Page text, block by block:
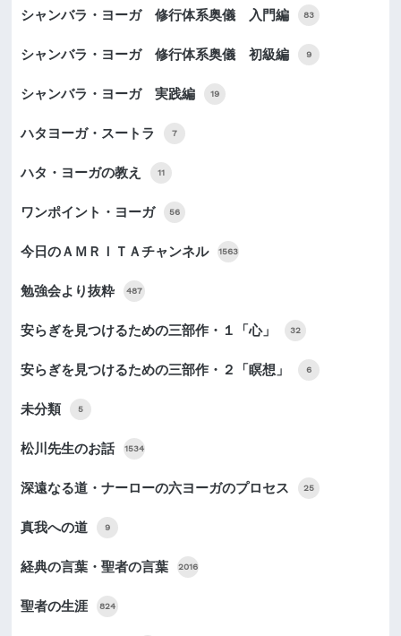
シャンバラ・ヨーガ 修行体系奥儀 入門編 83
シャンバラ・ヨーガ 修行体系奥儀 初級編 9
シャンバラ・ヨーガ 実践編 19
ハタヨーガ・スートラ 7
ハタ・ヨーガの教え 11
ワンポイント・ヨーガ 56
今日のＡＭＲＩＴＡチャンネル 1563
勉強会より抜粋 487
安らぎを見つけるための三部作・１「心」 32
安らぎを見つけるための三部作・２「瞑想」 6
未分類 5
松川先生のお話 1534
深遠なる道・ナーローの六ヨーガのプロセス 25
真我への道 9
経典の言葉・聖者の言葉 2016
聖者の生涯 824